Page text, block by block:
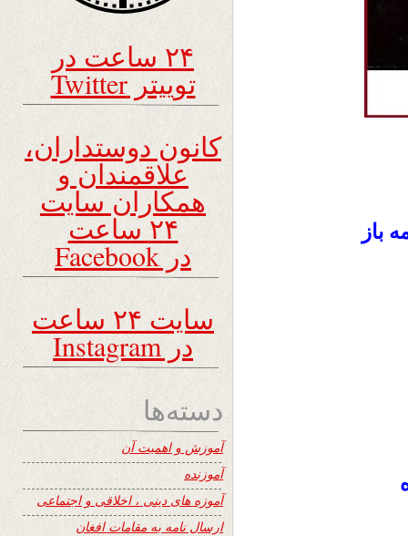
باز
۲۴ ساعت در
توییتر Twitter
کانون دوستداران،
علاقمندان و
همکاران سایت
۲۴ ساعت
در Facebook
سایت ۲۴ ساعت
در Instagram
دسته‌ها
آموزش و اهمیت آن
آموزنده
آموزه های دینی ، اخلاقی و اجتماعی
ارسال نامه به مقامات افغان